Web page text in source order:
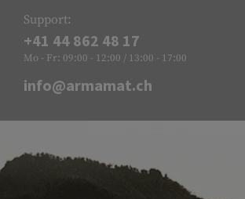
Support:
+41 44 862 48 17
Mo - Fr: 09:00 - 12:00 / 13:00 - 17:00
info@armamat.ch